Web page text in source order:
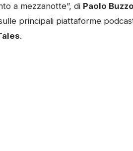
a mezzanotte”, di Paolo
principali piattaforme
.